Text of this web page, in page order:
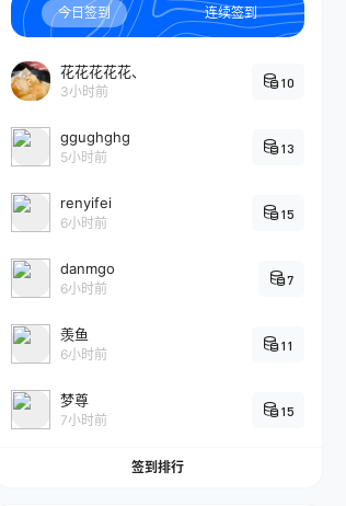
今日签到 连续签到
花花花花花、
3小时前
10
ggughghg
5小时前
13
renyifei
6小时前
15
danmgo
6小时前
7
羡鱼
6小时前
11
梦尊
7小时前
15
签到排行